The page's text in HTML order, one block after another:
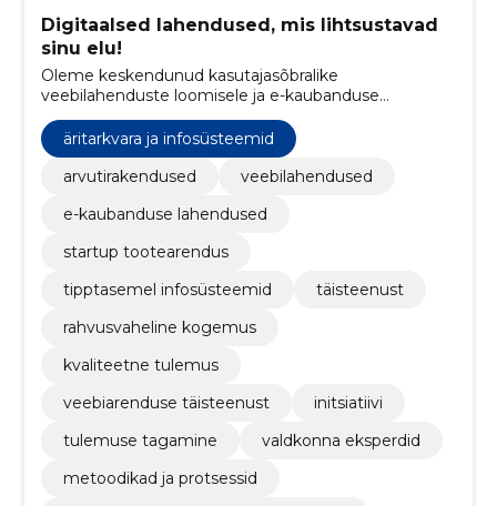
Digitaalsed lahendused, mis lihtsustavad
sinu elu!
Oleme keskendunud kasutajasõbralike
veebilahenduste loomisele ja e-kaubanduse
lahenduste arendamisele, eesmärgiga muuta
klientide elu lihtsamaks, pakkudes tipptasemel
digitooteid ja teenuseid.
äritarkvara ja infosüsteemid
arvutirakendused
veebilahendused
e-kaubanduse lahendused
startup tootearendus
tipptasemel infosüsteemid
täisteenust
rahvusvaheline kogemus
kvaliteetne tulemus
veebiarenduse täisteenust
initsiatiivi
tulemuse tagamine
valdkonna eksperdid
metoodikad ja protsessid